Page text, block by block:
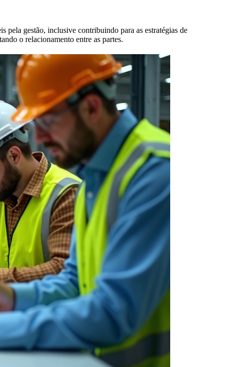
pela gestão, inclusive contribuindo para as estratégias de
o relacionamento entre as partes.